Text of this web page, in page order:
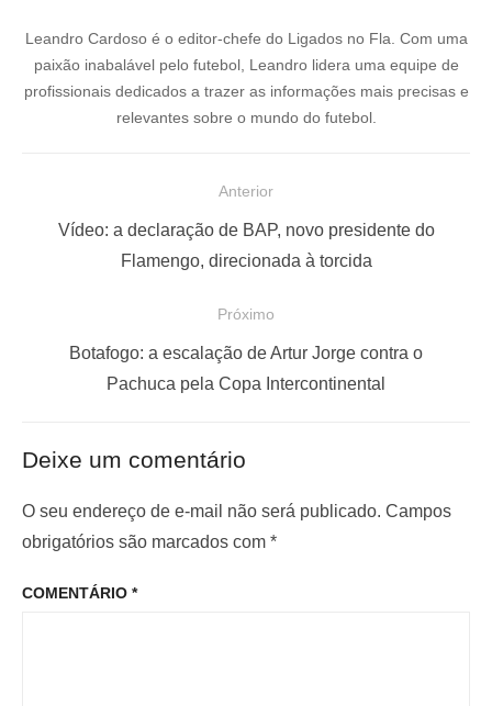
Leandro Cardoso é o editor-chefe do Ligados no Fla. Com uma
paixão inabalável pelo futebol, Leandro lidera uma equipe de
profissionais dedicados a trazer as informações mais precisas e
relevantes sobre o mundo do futebol.
o
e
P
o
Anterior
i
o
:
Vídeo: a declaração de BAP, novo presidente do
Flamengo, direcionada à torcida
Próximo
m
o
o
Botafogo: a escalação de Artur Jorge contra o
Pachuca pela Copa Intercontinental
Deixe um comentário
O seu endereço de e-mail não será publicado. Campos
obrigatórios são marcados com *
COMENTÁRIO *